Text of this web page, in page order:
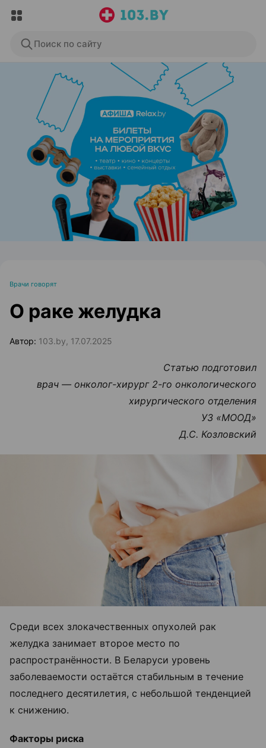
Поиск по сайту
ЭФФЕКТИВНАЯ РЕКЛАМА НА САЙТЕ
Врачи говорят
О раке желудка
Автор: 103.by, 17.07.2025
Статью подготовил
врач — онколог-хирург 2-го онкологического
хирургического отделения
УЗ «МООД»
Д.С. Козловский
Среди всех злокачественных опухолей рак
желудка занимает второе место по
распространённости. В Беларуси уровень
заболеваемости остаётся стабильным в течение
последнего десятилетия, с небольшой тенденцией
к снижению.
Факторы риска